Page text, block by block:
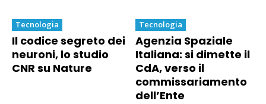
Tecnologia
Il codice segreto dei
neuroni, lo studio
CNR su Nature
Tecnologia
Agenzia Spaziale
Italiana: si dimette il
CdA, verso il
commissariamento
dell’Ente